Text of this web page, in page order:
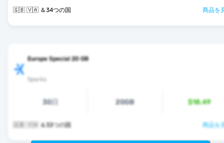
🇬🇧 🇻🇦 ＆34つの国 商品を
Europe Special 20 GB
Sparks
30日 20GB $18.49
🇬🇧 🇻🇦 ＆33つの国 商品を